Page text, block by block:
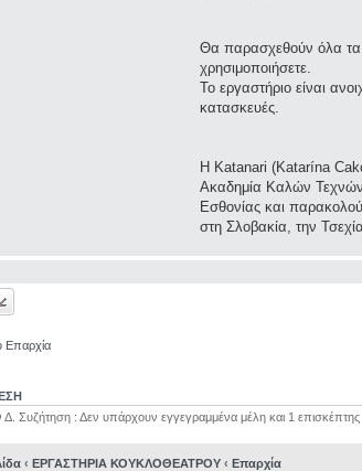
Θα παρασχεθούν όλα τα
χρησιμοποιήσετε.
Το εργαστήριο είναι
κατασκευές.
Η Katanari (Katarína
Ακαδημία Καλών Τεχνών
Εσθονίας και
στη Σλοβακία, την
Επαρχία
Δ. Συζήτηση : Δεν υπάρχουν εγγεγραμμένα μέλη και 1 επισκέπτης
‹ ΕΡΓΑΣΤΗΡΙΑ ΚΟΥΚΛΟΘΕΑΤΡΟΥ ‹ Επαρχία